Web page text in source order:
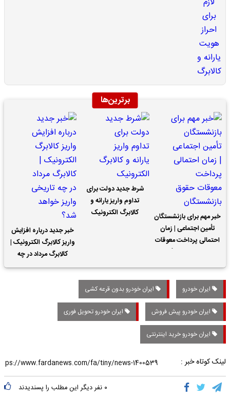
برترین‌ها
خبر مهم برای بازنشستگان
تأمین اجتماعی | زمان
احتمالی پرداخت معوقات
شرط جدید دولت برای
تداوم واریز یارانه و
کالابرگ الکترونیک
خبر جدید درباره افزایش
واریز کالابرگ الکترونیک |
کالابرگ مرداد در چه
تاریخی واریز خواهد شد؟
ایران خودرو ایران خودرو بدون قرعه کشی
ایران خودرو پیش فروش ایران خودرو تحویل فوری
ایران خودرو خرید اینترنتی
لینک کوتاه خبر :
۰ نفر دیگر این مطلب را پسندیدند